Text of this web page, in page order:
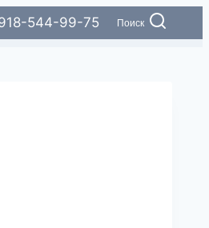
544-99-75 Поиск